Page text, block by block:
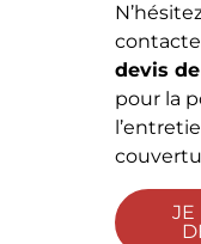
devis
pour la
JE